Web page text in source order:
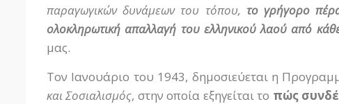
παραγωγικών δυνάμεων του τόπου, το γρήγορο
ολοκληρωτική απαλλαγή του ελληνικού λαού από
μας.
Τον Ιανουάριο του 1943, δημοσιεύεται η
και Σοσιαλισμός, στην οποία εξηγείται το πώς